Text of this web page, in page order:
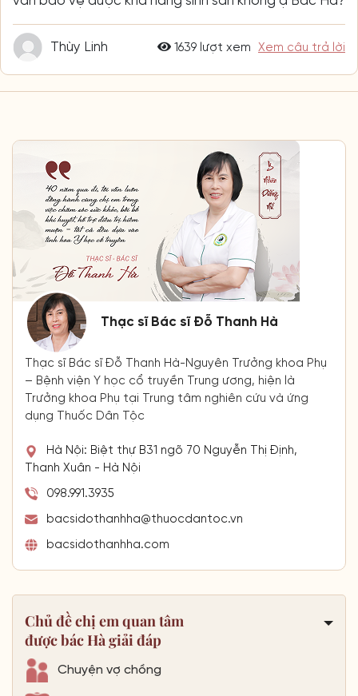
Thùy Linh 1639 lượt xem Xem câu trả lời
Thạc sĩ Bác sĩ Đỗ Thanh Hà
Thạc sĩ Bác sĩ Đỗ Thanh Hà-Nguyên Trưởng khoa Phụ
– Bệnh viện Y học cổ truyền Trung ương, hiện là
Trưởng khoa Phụ tại Trung tâm nghiên cứu và ứng
dụng Thuốc Dân Tộc
Hà Nội: Biệt thự B31 ngõ 70 Nguyễn Thị Định,
Thanh Xuân - Hà Nội
098.991.3935
bacsidothanhha@thuocdantoc.vn
bacsidothanhha.com
Chủ đề chị em quan tâm
được bác Hà giải đáp
Chuyện vợ chồng